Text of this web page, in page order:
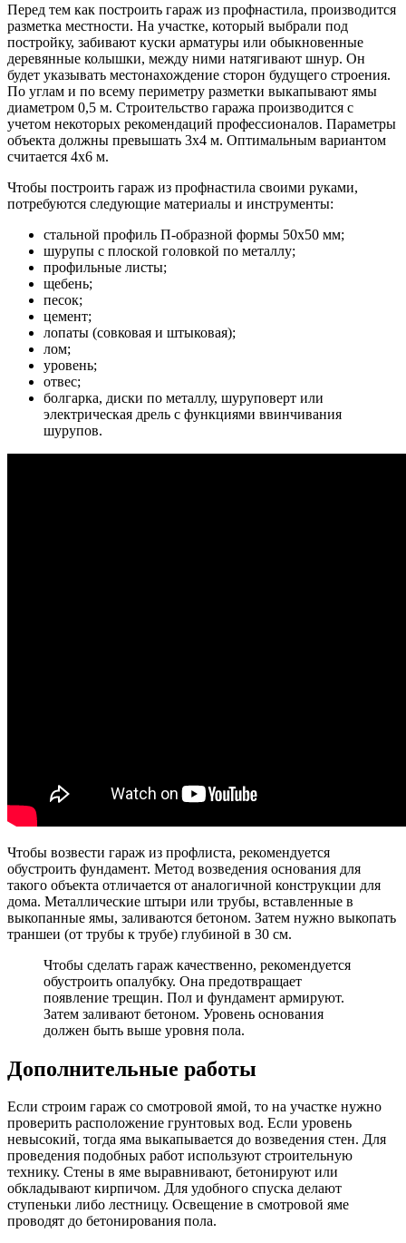
Перед тем как построить гараж из профнастила, производится
разметка местности. На участке, который выбрали под
постройку, забивают куски арматуры или обыкновенные
деревянные колышки, между ними натягивают шнур. Он
будет указывать местонахождение сторон будущего строения.
По углам и по всему периметру разметки выкапывают ямы
диаметром 0,5 м. Строительство гаража производится с
учетом некоторых рекомендаций профессионалов. Параметры
объекта должны превышать 3х4 м. Оптимальным вариантом
считается 4х6 м.
Чтобы построить гараж из профнастила своими руками,
потребуются следующие материалы и инструменты:
стальной профиль П-образной формы 50х50 мм;
шурупы с плоской головкой по металлу;
профильные листы;
щебень;
песок;
цемент;
лопаты (совковая и штыковая);
лом;
уровень;
отвес;
болгарка, диски по металлу, шуруповерт или
электрическая дрель с функциями ввинчивания
шурупов.
Чтобы возвести гараж из профлиста, рекомендуется
обустроить фундамент. Метод возведения основания для
такого объекта отличается от аналогичной конструкции для
дома. Металлические штыри или трубы, вставленные в
выкопанные ямы, заливаются бетоном. Затем нужно выкопать
траншеи (от трубы к трубе) глубиной в 30 см.
Чтобы сделать гараж качественно, рекомендуется
обустроить опалубку. Она предотвращает
появление трещин. Пол и фундамент армируют.
Затем заливают бетоном. Уровень основания
должен быть выше уровня пола.
Дополнительные работы
Если строим гараж со смотровой ямой, то на участке нужно
проверить расположение грунтовых вод. Если уровень
невысокий, тогда яма выкапывается до возведения стен. Для
проведения подобных работ используют строительную
технику. Стены в яме выравнивают, бетонируют или
обкладывают кирпичом. Для удобного спуска делают
ступеньки либо лестницу. Освещение в смотровой яме
проводят до бетонирования пола.